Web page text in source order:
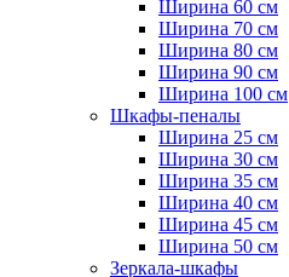
Ширина 60 см
Ширина 70 см
Ширина 80 см
Ширина 90 см
Ширина 100 см
Шкафы-пеналы
Ширина 25 см
Ширина 30 см
Ширина 35 см
Ширина 40 см
Ширина 45 см
Ширина 50 см
Зеркала-шкафы